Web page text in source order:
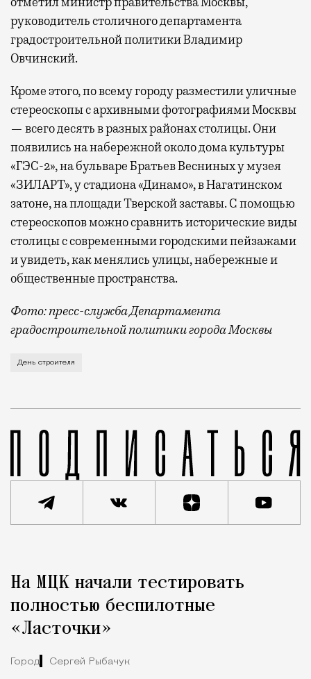
руководитель столичного департамента
градостроительной политики Владимир
Овчинский.
Кроме этого, по всему городу разместили уличные
стереоскопы с архивными фотографиями Москвы
— всего десять в разных районах столицы. Они
появились на набережной около дома культуры
«ГЭС-2», на бульваре Братьев Весниных у музея
«ЗИЛАРТ», у стадиона «Динамо», в Нагатинском
затоне, на площади Тверской заставы. С помощью
стереоскопов можно сравнить исторические виды
столицы с современными городскими пейзажами
и увидеть, как менялись улицы, набережные и
общественные пространства.
Фото: пресс-служба Департамента
градостроительной политики города Москвы
В этом году профессиональный праздник День
День строителя
Город
На МЦК начали тестировать
полностью беспилотные
«Ласточки»
Город Сергей Рыбачук